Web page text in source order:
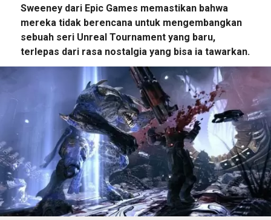
Sweeney dari Epic Games memastikan bahwa
mereka tidak berencana untuk mengembangkan
sebuah seri Unreal Tournament yang baru,
terlepas dari rasa nostalgia yang bisa ia tawarkan.